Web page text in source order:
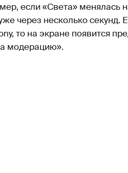
если «Света» менялась
через несколько секунд.
то на экране появится
модерацию».